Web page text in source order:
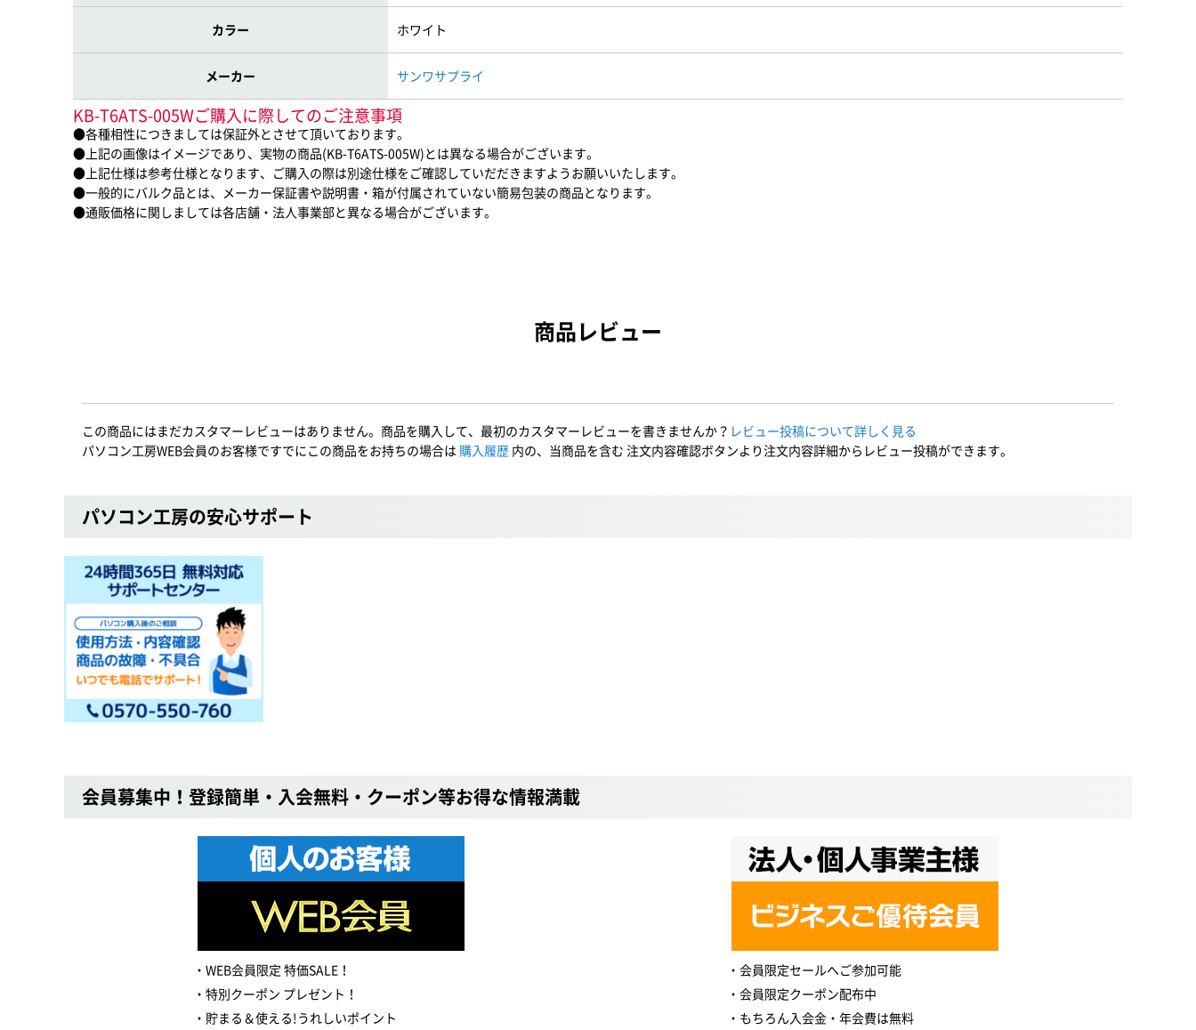
カラー ホワイト
メーカー サンワサプライ
KB-T6ATS-005Wご購入に際してのご注意事項
●各種相性につきましては保証外とさせて頂いております。
●上記の画像はイメージであり、実物の商品(KB-T6ATS-005W)とは異なる場合がございます。
●上記仕様は参考仕様となります、ご購入の際は別途仕様をご確認していだだきますようお願いいたします。
●一般的にバルク品とは、メーカー保証書や説明書・箱が付属されていない簡易包装の商品となります。
●通販価格に関しましては各店舗・法人事業部と異なる場合がございます。
商品レビュー
この商品にはまだカスタマーレビューはありません。商品を購入して、最初のカスタマーレビューを書きませんか？ レビュー投稿について詳しく見る
パソコン工房WEB会員のお客様ですでにこの商品をお持ちの場合は 購入履歴 内の、当商品を含む 注文内容確認ボタンより注文内容詳細からレビュー投稿ができます。
パソコン工房の安心サポート
会員募集中！登録簡単・入会無料・クーポン等お得な情報満載
WEB会員限定 特価SALE！
特別クーポン プレゼント！
貯まる＆使える!うれしいポイント
会員限定セールへご参加可能
会員限定クーポン配布中
もちろん入会金・年会費は無料